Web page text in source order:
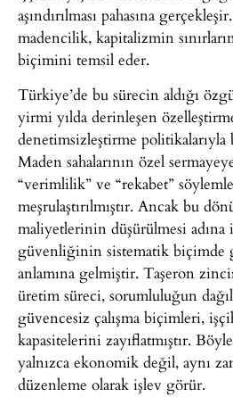
aşındırılması pahasına
madencilik, kapitalizmin
biçimini temsil eder.
Türkiye’de bu sürecin aldığı
yirmi yılda derinleşen
denetimsizleştirme
Maden sahalarının özel
“verimlilik” ve “rekabet”
meşrulaştırılmıştır. Ancak bu
maliyetlerinin düşürülmesi adına
güvenliğinin sistematik biçimde
anlamına gelmiştir. Taşeron
üretim süreci, sorumluluğun
güvencesiz çalışma biçimleri,
kapasitelerini zayıflatmıştır.
yalnızca ekonomik değil, aynı
düzenleme olarak işlev görür.